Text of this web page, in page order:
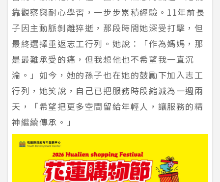
靠觀察與耐心學習，一步步累積經驗。11年前長
子因主動脈剝離猝逝，那段時間她深受打擊，但
最終選擇重返志工行列。她說：「作為媽媽，那
是最難承受的痛，但我想他也不希望我一直沉
淪。」如今，她的孫子也在她的鼓勵下加入志工
行列，她笑說，自己已把服務時段縮減為一週兩
天，「希望把更多空間留給年輕人，讓服務的精
神繼續傳承。」